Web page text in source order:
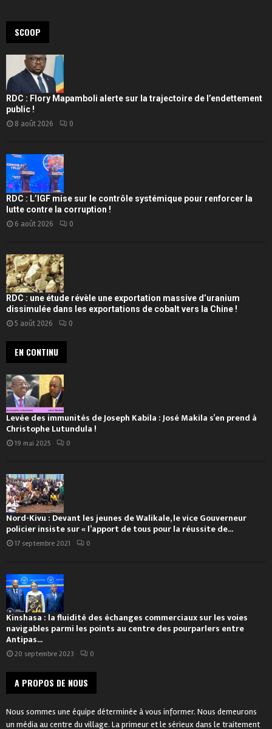
SCOOP
RDC : Flory Mapamboli alerte sur la trajectoire de l’endettement
public !
8 août 2026 0
RDC : L’IGF mise sur le contrôle systémique pour renforcer la
lutte contre la corruption !
6 août 2026 0
RDC : une étude révèle une exportation massive d’uranium
dissimulée dans les exportations de cobalt vers la Chine !
5 août 2026 0
EN CONTINU
Levée des immunités de Joseph Kabila : José Makila s’en prend à
Christophe Lutundula !
19 mai 2025 0
Nord-Kivu : Devant les jeunes de Walikale, le vice Gouverneur
policier insiste sur « l’apport de tous pour la réussite de...
17 septembre 2021 0
Kinshasa : la fluidité des échanges commerciaux sur les voies
navigables parmi les points au centre des pourparlers entre
Antipas...
20 septembre 2023 0
A PROPOS DE NOUS
Nous sommes une équipe déterminée à vous informer. Nous demeurons
un média au centre du village. La primeur et le sérieux dans le traitement